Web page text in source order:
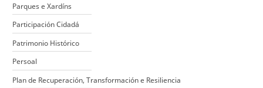
Parques e Xardíns
Participación Cidadá
Patrimonio Histórico
Persoal
Plan de Recuperación, Transformación e Resiliencia